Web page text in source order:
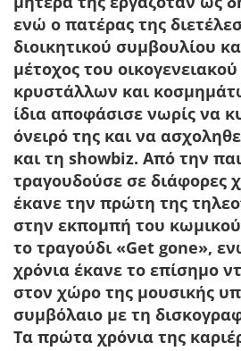
ενώ ο πατέρας της
διοικητικού συμβουλίου
μέτοχος του
κρυστάλλων και
ίδια αποφάσισε νωρίς να
όνειρό της και να
και τη showbiz. Από την
τραγουδούσε σε διάφορες
έκανε την πρώτη της
στην εκπομπή του
το τραγούδι «Get gone»,
χρόνια έκανε το επίσημο
στον χώρο της μουσικής
συμβόλαιο με τη
Τα πρώτα χρόνια της